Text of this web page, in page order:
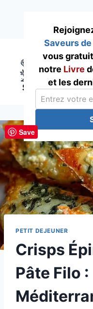
content
PETIT DEJEUNER
Crisps
Pâte Filo :
Saveurs
vous
notre Livre
et les
Save